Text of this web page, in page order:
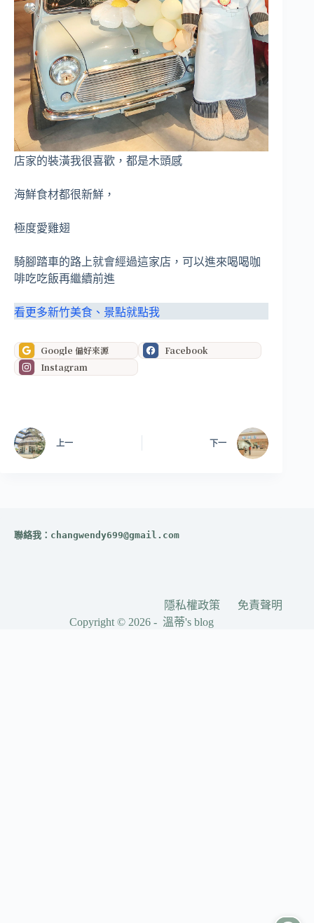
店家的裝潢我很喜歡，都是木頭感
海鮮食材都很新鮮，
極度愛雞翅
騎腳踏車的路上就會經過這家店，可以進來喝喝咖
啡吃吃飯再繼續前進
看更多新竹美食、景點就點我
Google 偏好來源
Facebook
Instagram
上一 下一
聯絡我： changwendy699@gmail.com
隱私權政策
免責聲明
Copyright © 2026 - 溫蒂's blog